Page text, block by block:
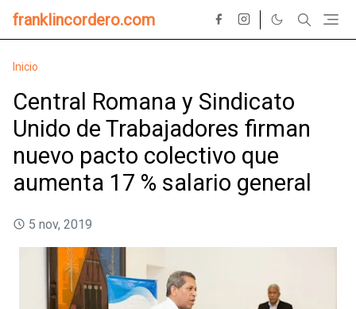
franklincordero.com
Inicio
Central Romana y Sindicato
Unido de Trabajadores firman
nuevo pacto colectivo que
aumenta 17 % salario general
5 nov, 2019